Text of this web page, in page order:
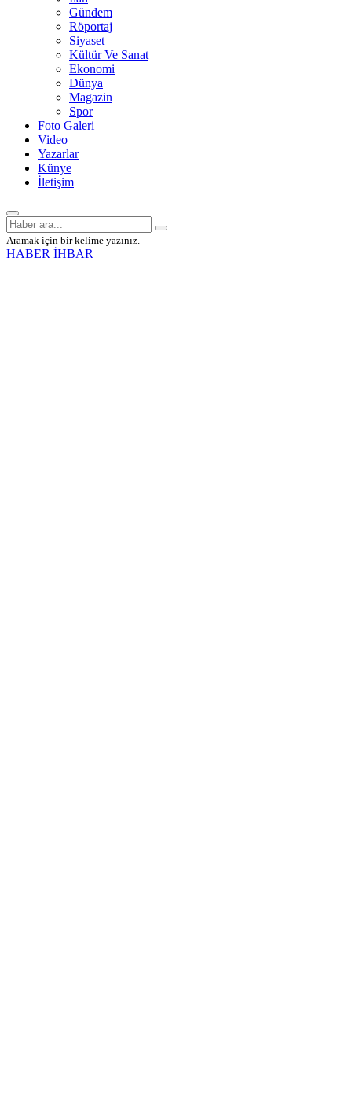
Gündem
Röportaj
Siyaset
Kültür Ve Sanat
Ekonomi
Dünya
Magazin
Spor
Foto Galeri
Video
Yazarlar
Künye
İletişim
Aramak için bir kelime yazınız.
HABER İHBAR